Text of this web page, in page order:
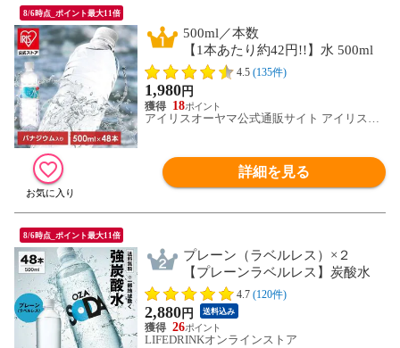
8/6時点_ポイント最大11倍
500ml／本数
【1本あたり約42円!!】水 500ml
48本 天然水 送料無料 ラベルレス 富士
山の天然水 アイリスオーヤマ 国産 ミネ
ラルウォーター アイリス 富士山 新生活
一人暮らし 備蓄 まとめ買い 箱買い [食
4.5 (135件)
1,980円
18
アイリスオーヤマ公式通販サイト アイリスプ
詳細を見る
8/6時点_ポイント最大11倍
プレーン（ラベルレス）×２
【プレーンラベルレス】炭酸水
500ml 48本 2ケース（24本×２）無糖
OZA SODA プレーン ラベルレス レモン
ピンクグレープフルーツ ライム箱買い
ライフドリンクカンパニー LDC ZAO
4.7 (120件)
2,880円 送料込み
26
LIFEDRINKオンラインストア